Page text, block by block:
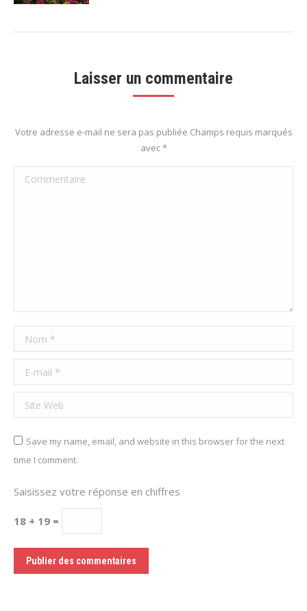
Laisser un commentaire
Votre adresse e-mail ne sera pas publiée Champs requis marqués
avec*
Commentaire
Nom *
E-mail *
Site Web
Save my name, email, and website in this browser for the next
time I comment.
Saisissez votre réponse en chiffres
18 + 19 =
Publier des commentaires